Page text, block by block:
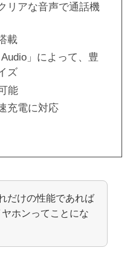
リアな音声で通話機
載
」によって、豊
ズ
能
充電に対応
だけの性能であれば
ホンってことにな